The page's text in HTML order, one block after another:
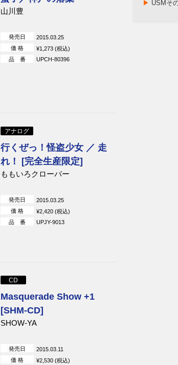
山川豊
発売日
2015.03.25
価 格
¥1,273 (税込)
品 番
UPCH-80396
アナログ
行くぜっ！怪盗少女 ／ 走
れ！ [完全生産限定]
ももいろクローバー
発売日
2015.03.25
価 格
¥2,420 (税込)
品 番
UPJY-9013
CD
Masquerade Show +1
[SHM-CD]
SHOW-YA
発売日
2015.03.11
価 格
¥2,530 (税込)
▶ USMそ